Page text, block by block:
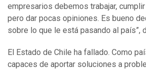
empresarios debemos trabajar,
pero dar pocas opiniones. Es bueno
sobre lo que le está pasando al país”,
El Estado de Chile ha fallado. Como
capaces de aportar soluciones a